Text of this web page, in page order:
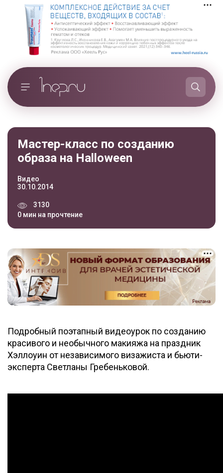
Мастер-класс по созданию
образа на Halloween
Видео
30.10.2014
3130
0 мин на прочтение
Подробный поэтапный видеоурок по созданию
красивого и необычного макияжа на праздник
Хэллоуин от независимого визажиста и бьюти-
эксперта Светланы Гребеньковой.